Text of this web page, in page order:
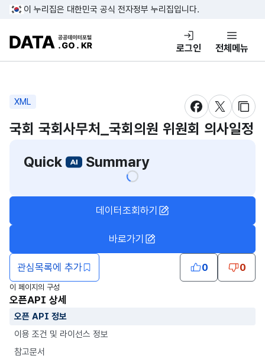
콘텐츠 바로가기
푸터 바로가기
이 누리집은 대한민국 공식 전자정부 누리집입니다.
DATA.GO.KR 공공데이터포털
로그인 전체메뉴
XML
새창 열림새창 열림
새창
국회 국회사무처_국회의원 위원회 의사일정
Quick
Summary
관심목록에 추가
데이터조회하기
바로가기
0 0
이 페이지의 구성
오픈API 상세
오픈 API 정보
이용 조건 및 라이선스 정보
참고문서